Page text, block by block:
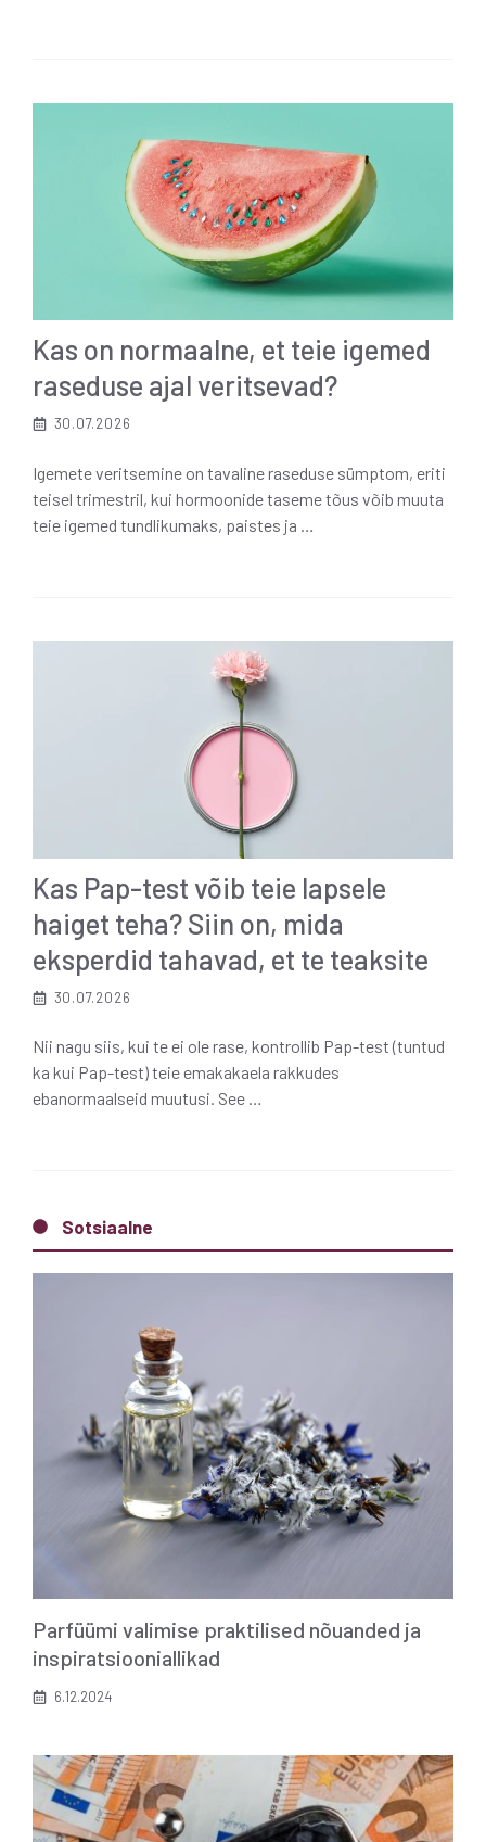
Kas on normaalne, et teie igemed
raseduse ajal veritsevad?
30.07.2026
Igemete veritsemine on tavaline raseduse sümptom, eriti
teisel trimestril, kui hormoonide taseme tõus võib muuta
teie igemed tundlikumaks, paistes ja …
Kas Pap-test võib teie lapsele
haiget teha? Siin on, mida
eksperdid tahavad, et te teaksite
30.07.2026
Nii nagu siis, kui te ei ole rase, kontrollib Pap-test (tuntud
ka kui Pap-test) teie emakakaela rakkudes
ebanormaalseid muutusi. See …
Sotsiaalne
Parfüümi valimise praktilised nõuanded ja
inspiratsiooniallikad
6.12.2024